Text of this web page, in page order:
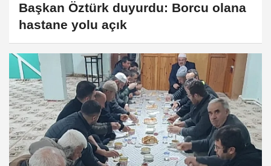
Başkan Öztürk duyurdu: Borcu olana
hastane yolu açık